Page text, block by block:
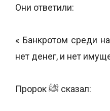
Они ответили:
« Банкротом среди
нет денег, и нет
Пророк ﷺ сказал: